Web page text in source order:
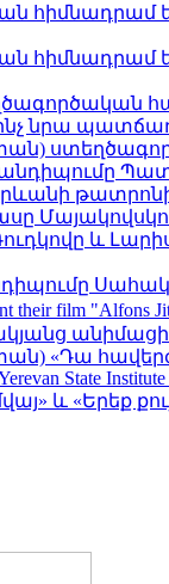
հիմնադրամ
հիմնադրամ
և
their film "Alfons
անիմացիոն
«Դա հավերժ
State
և «Երեք